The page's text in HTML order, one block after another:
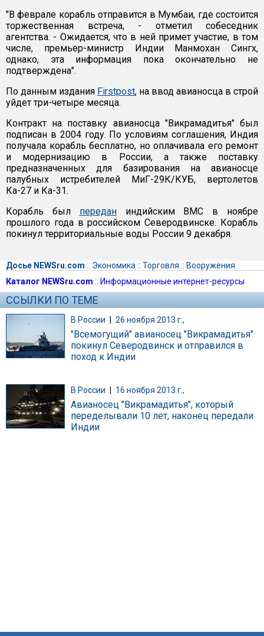
"В феврале корабль отправится в Мумбаи, где состоится
торжественная встреча, - отметил собеседник
агентства. - Ожидается, что в ней примет участие, в том
числе, премьер-министр Индии Манмохан Сингх,
однако, эта информация пока окончательно не
подтверждена".
По данным издания Firstpost, на ввод авианосца в строй
уйдет три-четыре месяца.
Контракт на поставку авианосца "Викрамадитья" был
подписан в 2004 году. По условиям соглашения, Индия
получала корабль бесплатно, но оплачивала его ремонт
и модернизацию в России, а также поставку
предназначенных для базирования на авианосце
палубных истребителей МиГ-29К/КУБ, вертолетов
Ка-27 и Ка-31.
Корабль был переданиндийским ВМС в ноябре
прошлого года в российском Северодвинске. Корабль
покинул территориальные воды России 9 декабря.
Досье NEWSru.com :: Экономика :: Торговля :: Вооружения
Каталог NEWSru.com :: Информационные интернет-ресурсы
ССЫЛКИ ПО ТЕМЕ
В России | 26 ноября 2013 г.,
"Всемогущий" авианосец "Викрамадитья"
покинул Северодвинск и отправился в
поход к Индии
В России 16 ноября 2013 г.,
Авианосец "Викрамадитья", который
переделывали 10 лет, наконец передали
Индии